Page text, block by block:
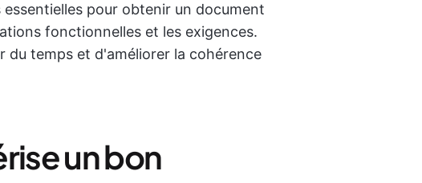
pour obtenir un document
fonctionnelles et les exigences.
du temps et d'améliorer la cohérence
un bon